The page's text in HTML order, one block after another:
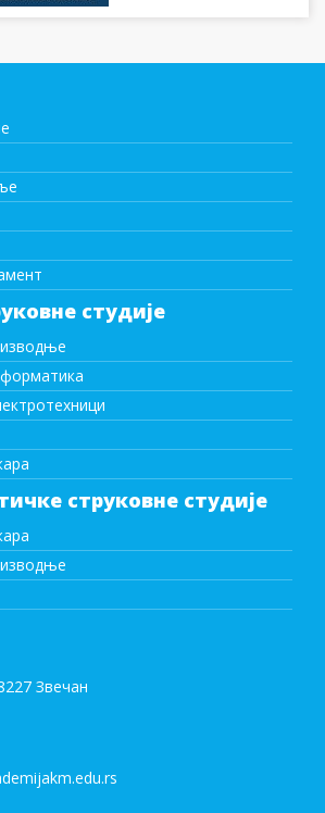
студије
струковне студије
Звечан